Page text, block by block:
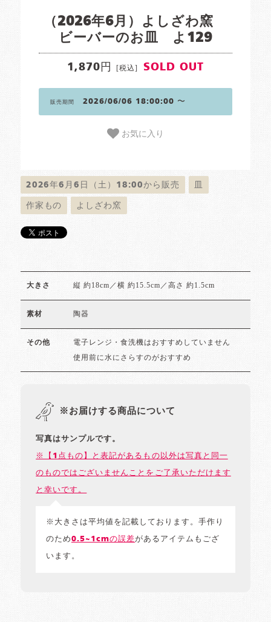
（2026年6月）よしざわ窯
ビーバーのお皿 よ129
1,870円 [税込] SOLD OUT
販売期間 2026/06/06 18:00:00 〜
お気に入り
2026年6月6日（土）18:00から販売
作家もの よしざわ窯
大きさ 縦 約18cm／横 約15.5cm／高さ 約1.5cm
素材 陶器
その他 電子レンジ・食洗機はおすすめしていません
使用前に水にさらすのがおすすめ
※お届けする商品について
写真はサンプルです。
※【1点もの】と表記があるもの以外は写真と同一
のものではございませんことをご了承いただけます
と幸いです。
※大きさは平均値を記載しております。手作り
のため0.5~1cmの誤差があるアイテムもござ
います。